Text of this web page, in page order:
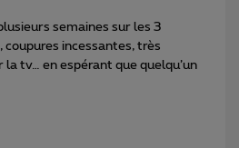
semaines sur les 3
coupures incessantes, très
tv… en espérant que quelqu’un